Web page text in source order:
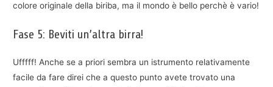
colore originale della biriba, ma il mondo è bello perchè è vario!
Fase 5: Beviti un’altra birra!
Ufffff! Anche se a priori sembra un istrumento relativamente
facile da fare direi che a questo punto avete trovato una